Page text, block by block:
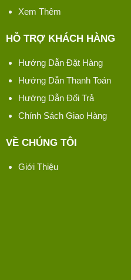
Xem Thêm
HỖ TRỢ KHÁCH HÀNG
Hướng Dẫn Đặt Hàng
Hướng Dẫn Thanh Toán
Hướng Dẫn Đổi Trả
Chính Sách Giao Hàng
VỀ CHÚNG TÔI
Giới Thiệu